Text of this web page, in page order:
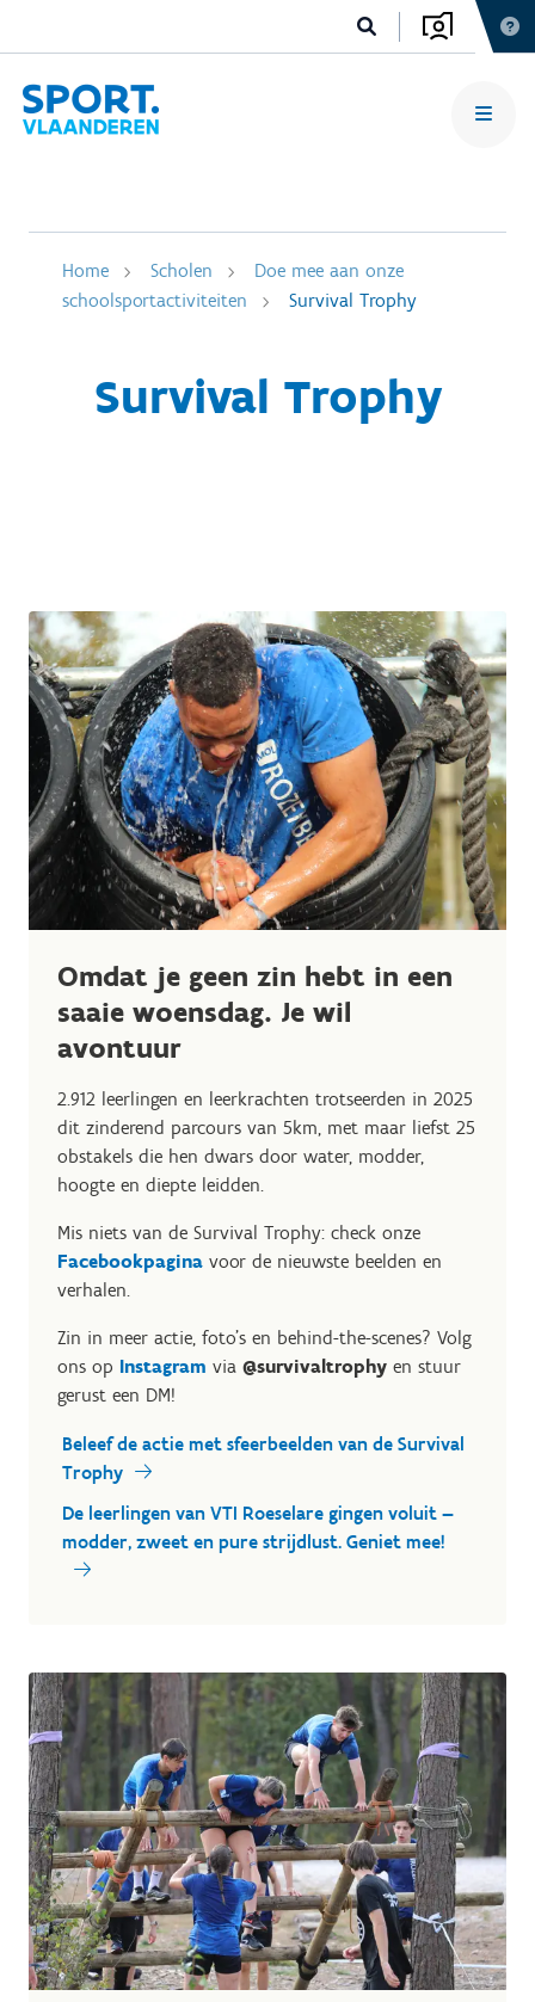
Home Scholen
Doe mee aan onze
schoolsportactiviteiten
Survival Trophy
Survival Trophy
Omdat je geen zin hebt in een
saaie woensdag. Je wil
avontuur
2.912 leerlingen en leerkrachten trotseerden in 2025
dit zinderend parcours van 5km, met maar liefst 25
obstakels die hen dwars door water, modder,
hoogte en diepte leidden.
Mis niets van de Survival Trophy: check onze
Facebookpagina voor de nieuwste beelden en
verhalen.
Zin in meer actie, foto's en behind-the-scenes? Volg
ons op Instagram via @survivaltrophy en stuur
gerust een DM!
Beleef de actie met sfeerbeelden van de Survival
Trophy
De leerlingen van VTI Roeselare gingen voluit —
modder, zweet en pure strijdlust. Geniet mee!